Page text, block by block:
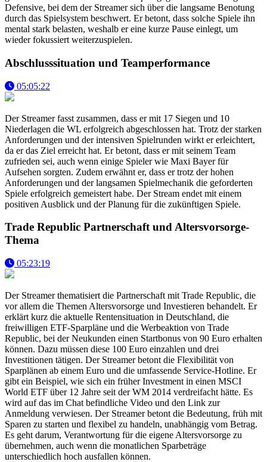
Defensive, bei dem der Streamer sich über die langsame Benotung
durch das Spielsystem beschwert. Er betont, dass solche Spiele ihn
mental stark belasten, weshalb er eine kurze Pause einlegt, um
wieder fokussiert weiterzuspielen.
Abschlusssituation und Teamperformance
05:05:22
Der Streamer fasst zusammen, dass er mit 17 Siegen und 10
Niederlagen die WL erfolgreich abgeschlossen hat. Trotz der starken
Anforderungen und der intensiven Spielrunden wirkt er erleichtert,
da er das Ziel erreicht hat. Er betont, dass er mit seinem Team
zufrieden sei, auch wenn einige Spieler wie Maxi Bayer für
Aufsehen sorgten. Zudem erwähnt er, dass er trotz der hohen
Anforderungen und der langsamen Spielmechanik die geforderten
Spiele erfolgreich gemeistert habe. Der Stream endet mit einem
positiven Ausblick und der Planung für die zukünftigen Spiele.
Trade Republic Partnerschaft und Altersvorsorge-
Thema
05:23:19
Der Streamer thematisiert die Partnerschaft mit Trade Republic, die
vor allem die Themen Altersvorsorge und Investieren behandelt. Er
erklärt kurz die aktuelle Rentensituation in Deutschland, die
freiwilligen ETF-Sparpläne und die Werbeaktion von Trade
Republic, bei der Neukunden einen Startbonus von 90 Euro erhalten
können. Dazu müssen diese 100 Euro einzahlen und drei
Investitionen tätigen. Der Streamer betont die Flexibilität von
Sparplänen ab einem Euro und die umfassende Service-Hotline. Er
gibt ein Beispiel, wie sich ein früher Investment in einen MSCI
World ETF über 12 Jahre seit der WM 2014 verdreifacht hätte. Es
wird auf das im Chat befindliche Video und den Link zur
Anmeldung verwiesen. Der Streamer betont die Bedeutung, früh mit
Sparen zu starten und flexibel zu handeln, unabhängig vom Betrag.
Es geht darum, Verantwortung für die eigene Altersvorsorge zu
übernehmen, auch wenn die monatlichen Sparbeträge
unterschiedlich hoch ausfallen können.